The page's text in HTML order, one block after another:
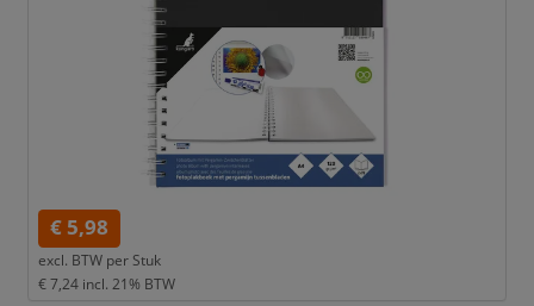
€ 5,98
excl. BTW per Stuk
€ 7,24 incl. 21% BTW